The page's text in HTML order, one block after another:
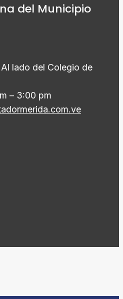
del Municipio
lado del Colegio de
– 3:00 pm